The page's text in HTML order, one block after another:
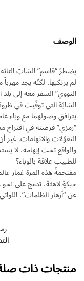
الوصف
يضطرّ “قاسم” الشابّ
لم يرتكبها. لكنّه يجد
النووي” السفر معه إلى بلد
الشابّة التي توفّيت في
يترافق وصولهما مع وباء
“رمزي” فرصته في اقتراح
التقوّلات والاتهامات.
والواقع تحت إيهامه، لا
للطبيب علاقة بالوباء؟
مقتحمةً هذه المرة غمار
حبكةٍ لاهثة، تدمج على
عن “أزهار الظلمات”،
منتجات ذات